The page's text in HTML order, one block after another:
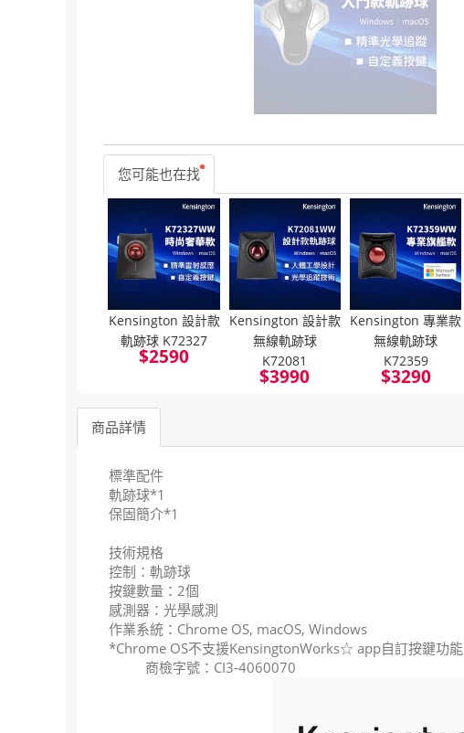
您可能也在找
Kensington 設計款
軌跡球 K72327
$2590
Kensington 設計款
無線軌跡球
K72081
$3990
Kensington 專業款
無線軌跡球
K72359
$3290
商品詳情
標準配件
軌跡球*1
保固簡介*1
技術規格
控制：軌跡球
按鍵數量：2個
感測器：光學感測
作業系統：Chrome OS, macOS, Windows
*Chrome OS不支援KensingtonWorks☆ app自訂按鍵功能
商檢字號：CI3-4060070